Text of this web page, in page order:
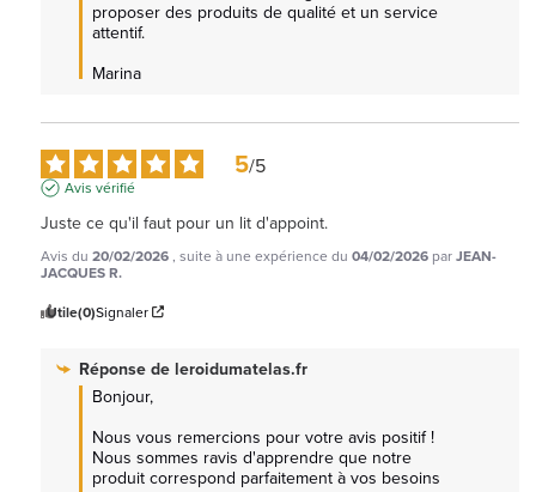
proposer des produits de qualité et un service
attentif.
Marina
5/5
Avis vérifié
Juste ce qu'il faut pour un lit d'appoint.
Avis du 20/02/2026, suite à une expérience du 04/02/2026 parJEAN-
JACQUES R.
Utile(0)Signaler
Réponse de leroidumatelas.fr
Bonjour,
Nous vous remercions pour votre avis positif !
Nous sommes ravis d'apprendre que notre
produit correspond parfaitement à vos besoins